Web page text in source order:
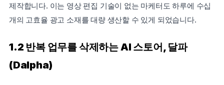
제작합니다. 이는 영상 편집 기술이 없는 마케터도 하루에 수십
개의 고효율 광고 소재를 대량 생산할 수 있게 되었습니다.
1.2 반복 업무를 삭제하는 AI 스토어, 달파
(Dalpha)